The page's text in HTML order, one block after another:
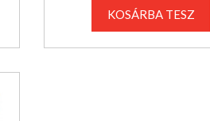
KOSÁRBA TESZ